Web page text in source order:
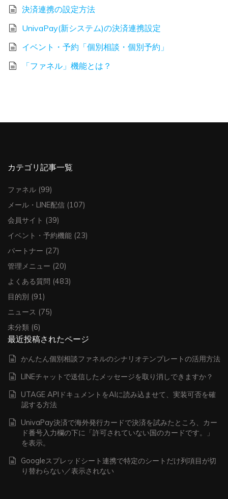
決済連携の設定方法
UnivaPay(新システム)の決済連携設定
イベント・予約「個別相談・個別予約」
「ファネル」機能とは？
カテゴリ記事一覧
ファネル (99)
メール・LINE配信 (107)
会員サイト (39)
イベント・予約機能 (23)
パートナー (27)
管理メニュー (20)
よくある質問 (483)
目的別 (91)
ニュース (75)
未分類 (6)
最近投稿されたページ
かんたん個別相談ファネルのシナリオテンプレートの活用方法
LINEチャットで送信したメッセージを取り消しできますか？
UTAGE APIドキュメントをAIに読み込ませて、実装可否を確
認する方法
UnivaPay決済で海外発行カードで決済を試みたところ、カー
ド番号入力欄の下に「許可されていない国のカードです。」
を表示。
Googleスプレッドシート連携で特定のシートだけ列項目が切
り替わらない／表示されない